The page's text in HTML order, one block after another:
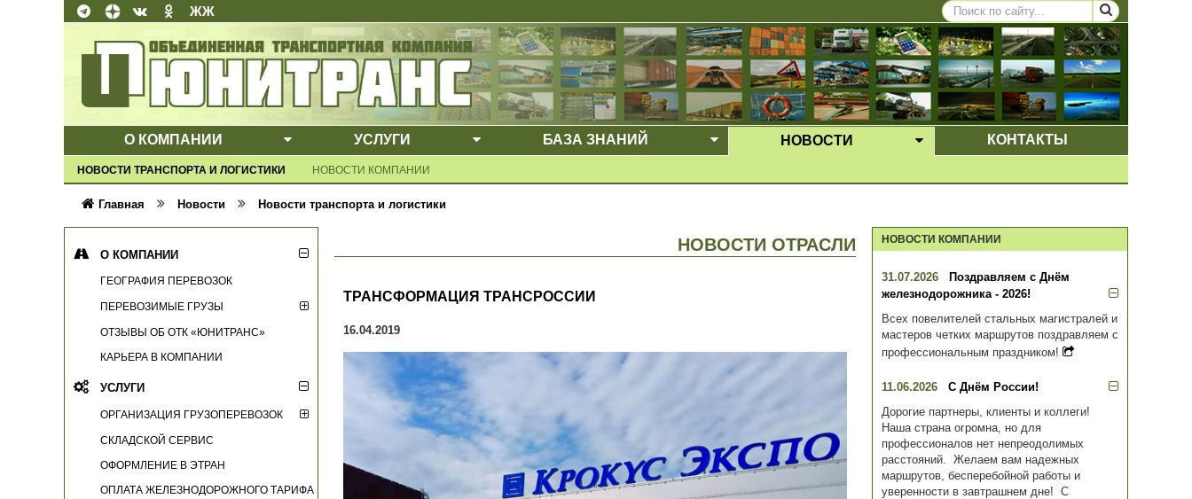
ЖЖ
О КОМПАНИИ
ВЫПАДАЮЩЕЕ МЕНЮ
УСЛУГИ
ВЫПАДАЮЩЕЕ МЕНЮ
БАЗА ЗНАНИЙ
ВЫПАДАЮЩЕЕ МЕНЮ
НОВОСТИ
ВЫПАДАЮЩЕЕ МЕНЮ
КОНТАКТЫ
НОВОСТИ ТРАНСПОРТА И ЛОГИСТИКИ НОВОСТИ КОМПАНИИ
Главная Новости Новости транспорта и логистики
НОВОСТИ ОТРАСЛИ
ТРАНСФОРМАЦИЯ ТРАНСРОССИИ
16.04.2019
НОВОСТИ КОМПАНИИ
31.07.2026
Поздравляем с Днём
железнодорожника - 2026!
Всех повелителей стальных магистралей и
мастеров четких маршрутов поздравляем с
профессиональным праздником!
11.06.2026
С Днём России!
Дорогие партнеры, клиенты и коллеги!
Наша страна огромна, но для
профессионалов нет непреодолимых
расстояний. Желаем вам надежных
маршрутов, бесперебойной работы и
уверенности в завтрашнем дне! С
О КОМПАНИИ
ГЕОГРАФИЯ ПЕРЕВОЗОК
ПЕРЕВОЗИМЫЕ ГРУЗЫ
ОТЗЫВЫ ОБ ОТК «ЮНИТРАНС»
КАРЬЕРА В КОМПАНИИ
УСЛУГИ
ОРГАНИЗАЦИЯ ГРУЗОПЕРЕВОЗОК
СКЛАДСКОЙ СЕРВИС
ОФОРМЛЕНИЕ В ЭТРАН
ОПЛАТА ЖЕЛЕЗНОДОРОЖНОГО ТАРИФА